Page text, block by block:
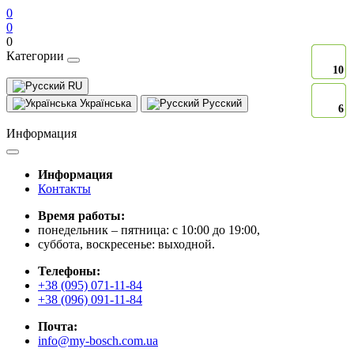
0
0
0
Категории
RU
Українська
Русский
Информация
Информация
Контакты
Время работы:
понедельник – пятница: с 10:00 до 19:00,
суббота, воскресенье: выходной.
Телефоны:
+38 (095) 071-11-84
+38 (096) 091-11-84
Почта:
info@my-bosch.com.ua
10
6
10
6
10
6
10
6
10
6